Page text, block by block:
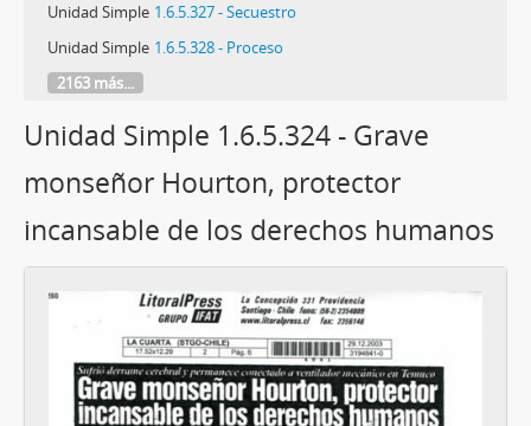
Unidad Simple 1.6.5.327 - Secuestro
Unidad Simple 1.6.5.328 - Proceso
2163 más...
Unidad Simple 1.6.5.324 - Grave
monseñor Hourton, protector
incansable de los derechos humanos